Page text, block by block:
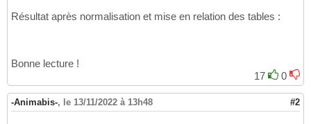
Résultat après normalisation et mise en relation des tables :
Bonne lecture !
17
0
-Animabis-, le 13/11/2022 à 13h48 #2